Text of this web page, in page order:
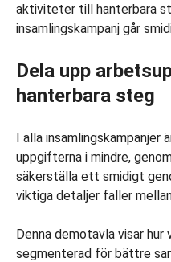
aktiviteter till hanterbara
insamlingskampanj går
Dela upp
hanterbara steg
I alla insamlingskampanjer
uppgifterna i mindre,
säkerställa ett smidigt
viktiga detaljer faller
Denna demotavla visar
segmenterad för bättre